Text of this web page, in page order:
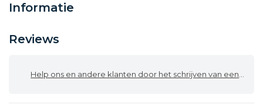
Informatie
Reviews
Help ons en andere klanten door het schrijven van een review